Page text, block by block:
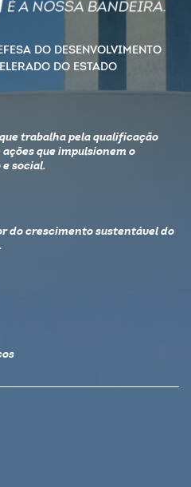
DO DESENVOLVIMENTO
DO ESTADO
trabalha pela qualificação
que impulsionem o
social.
do crescimento sustentável do